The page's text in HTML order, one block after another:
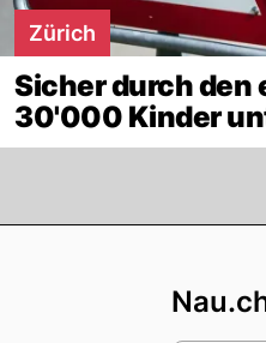
Zürich
Sicher durch den
30'000 Kinder